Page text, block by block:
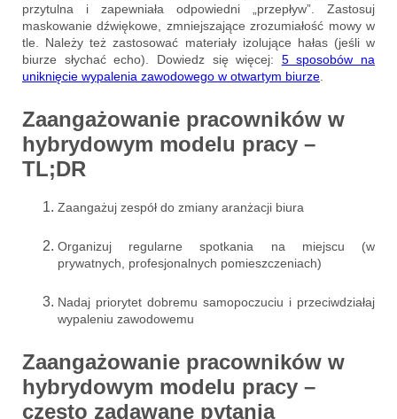
przytulna i zapewniała odpowiedni „przepływ”. Zastosuj
maskowanie dźwiękowe, zmniejszające zrozumiałość mowy w
tle. Należy też zastosować materiały izolujące hałas (jeśli w
biurze słychać echo). Dowiedz się więcej: 5 sposobów na
uniknięcie wypalenia zawodowego w otwartym biurze
Zaangażowanie pracowników w
hybrydowym modelu pracy –
TL;DR
Zaangażuj zespół do zmiany aranżacji biura
Organizuj regularne spotkania na miejscu (w
prywatnych, profesjonalnych pomieszczeniach)
Nadaj priorytet dobremu samopoczuciu i przeciwdziałaj
wypaleniu zawodowemu
Zaangażowanie pracowników w
hybrydowym modelu pracy –
często zadawane pytania